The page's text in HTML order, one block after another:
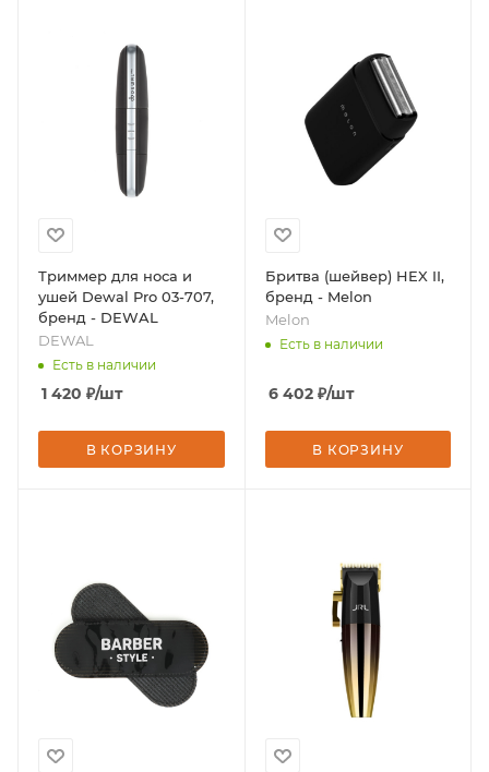
Триммер для носа и
ушей Dewal Pro 03-707,
бренд - DEWAL
DEWAL
Есть в наличии
1 420 ₽/шт
В КОРЗИНУ
Бритва (шейвер) HEX II,
бренд - Melon
Melon
Есть в наличии
6 402₽/шт
В КОРЗИНУ